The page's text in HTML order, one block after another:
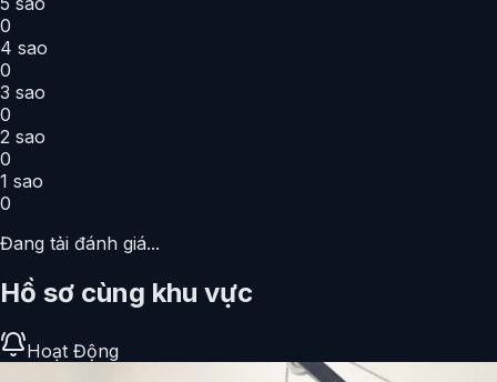
0
4 sao
0
3 sao
0
2 sao
0
1 sao
0
Đang tải đánh giá...
Hồ sơ cùng khu vực
Hoạt Động